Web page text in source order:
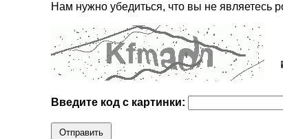
Нам нужно убедиться, что вы не являетесь
Введите код с картинки:
Отправить